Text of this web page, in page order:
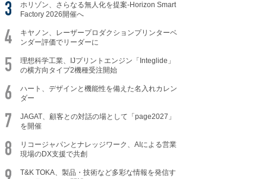
ホリゾン、さらなる無人化を提案-Horizon Smart
Factory 2026開催へ
キヤノン、レーザープロダクションプリンターベ
ンダー評価でリーダーに
理想科学工業、IJプリントエンジン「Integlide」
の横方向タイプ2機種受注開始
ハート、デザインと機能性を備えた名入れカレン
ダー
JAGAT、顧客との対話の場として「page2027」
を開催
リコージャパンとナレッジワーク、AIによる営業
現場のDX支援で共創
T&K TOKA、製品・技術など多彩な情報を発信す